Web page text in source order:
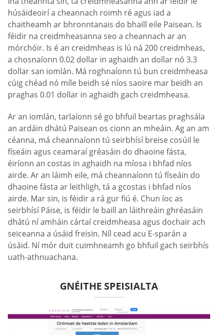
húsáideoirí a cheannach roimh ré agus iad a
chaitheamh ar bhronntanais do bhaill eile Paisean. Is
féidir na creidmheasanna seo a cheannach ar an
mórchóir. Is é an creidmheas is lú ná 200 creidmheas,
a chosnaíonn 0.02 dollar in aghaidh an dollar nó 3.3
dollar san iomlán. Má roghnaíonn tú bun creidmheasa
cúig chéad nó míle beidh sé níos saoire mar beidh an
praghas 0.01 dollar in aghaidh gach creidmheasa.
Ar an iomlán, tarlaíonn sé go bhfuil beartas praghsála
an ardáin dhátú Paisean os cionn an mheáin. Ag an am
céanna, má cheannaíonn tú seirbhísí breise cosúil le
físeáin agus ceamaraí gréasáin do dhaoine fásta,
éiríonn an costas in aghaidh na míosa i bhfad níos
airde. Ar an láimh eile, má cheannaíonn tú físeáin do
dhaoine fásta ar leithligh, tá a gcostas i bhfad níos
airde. Mar sin, is féidir a rá gur fiú é. Chun íoc as
seirbhísí Páise, is féidir le baill an láithreáin ghréasáin
dhátú ní amháin cártaí creidmheasa agus dochair ach
seiceanna a úsáid freisin. Níl cead acu E-sparán a
úsáid. Ní mór duit cuimhneamh go bhfuil gach seirbhís
uath-athnuachana.
GNÉITHE SPEISIALTA